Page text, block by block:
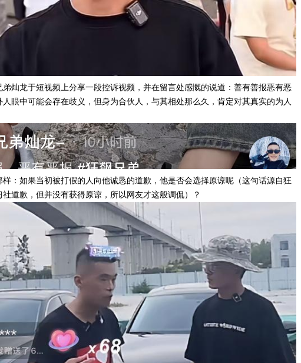
弟灿龙于短视频上分享一段控诉视频，并在留言处感慨的说道：善有善报恶有恶
眼中可能会存在歧义，但身为合伙人，与其相处那么久，肯定对其真实的为人
样：如果当初被打假的人向他诚恳的道歉，他是否会选择原谅呢（这句话源自狂
道歉，但并没有获得原谅，所以网友才这般调侃）？